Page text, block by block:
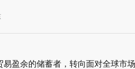
易盈余的储蓄者，转向面对全球市